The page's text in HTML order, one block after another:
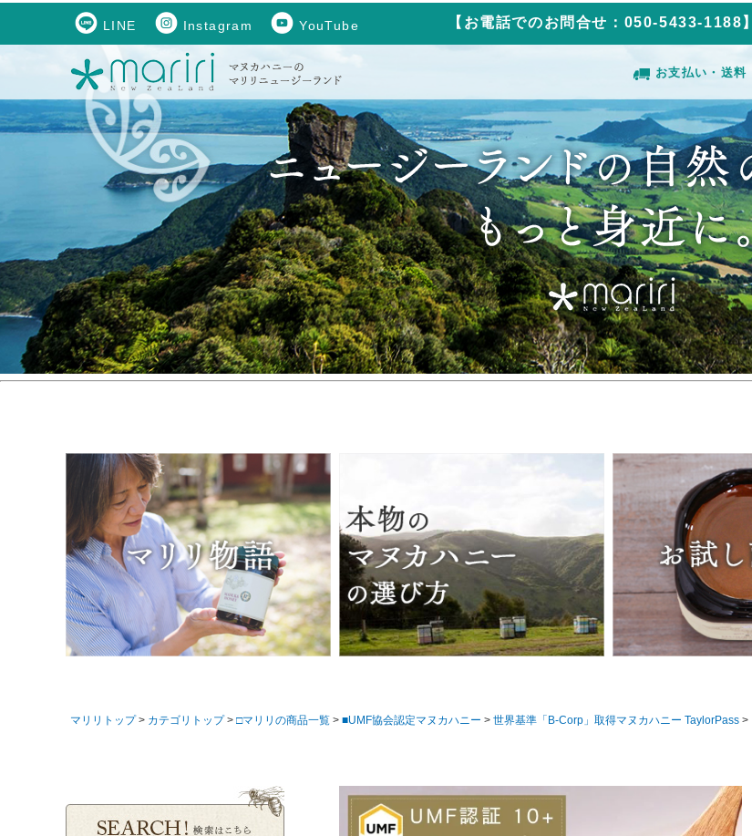
LINE Instagram YouTube 【お電話でのお問合せ：050-5433-1188】
お支払い・送料
マリリトップ カテゴリトップ □マリリの商品一覧 ■UMF協会認定マヌカハニー 世界基準「B-Corp」取得マヌカハニー TaylorPass